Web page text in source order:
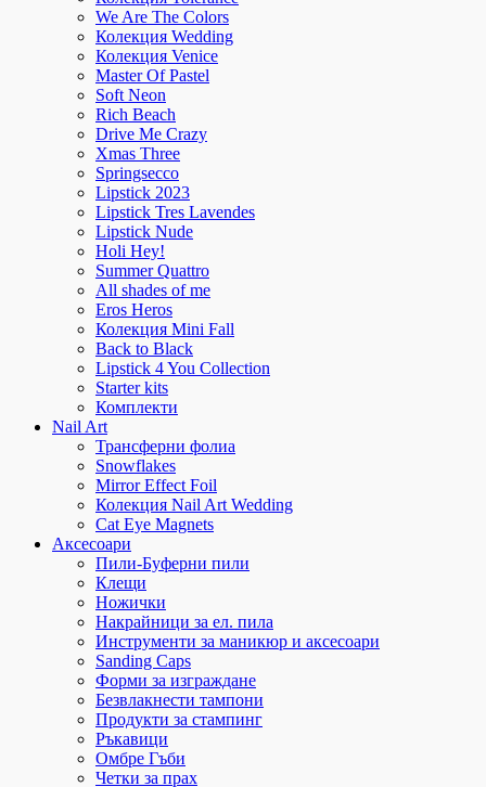
We Are The Colors
Колекция Wedding
Колекция Venice
Master Of Pastel
Soft Neon
Rich Beach
Drive Me Crazy
Xmas Three
Springsecco
Lipstick 2023
Lipstick Tres Lavendes
Lipstick Nude
Holi Hey!
Summer Quattro
All shades of me
Eros Heros
Колекция Mini Fall
Back to Black
Lipstick 4 You Collection
Starter kits
Комплекти
Nail Art
Трансферни фолиа
Snowflakes
Mirror Effect Foil
Колекция Nail Art Wedding
Cat Eye Magnets
Аксесоари
Пили-Буферни пили
Клещи
Ножички
Накрайници за ел. пила
Инструменти за маникюр и аксесоари
Sanding Caps
Форми за изграждане
Безвлакнести тампони
Продукти за стампинг
Ръкавици
Омбре Гъби
Четки за прах